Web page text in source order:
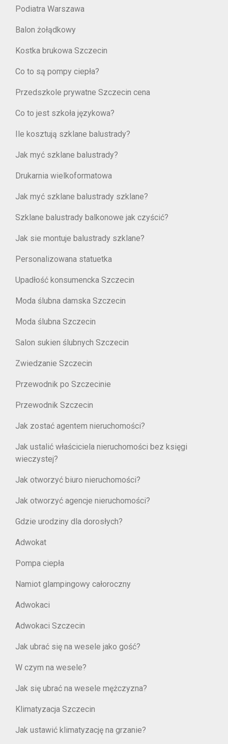
Podiatra Warszawa
Balon żołądkowy
Kostka brukowa Szczecin
Co to są pompy ciepła?
Przedszkole prywatne Szczecin cena
Co to jest szkoła językowa?
Ile kosztują szklane balustrady?
Jak myć szklane balustrady?
Drukarnia wielkoformatowa
Jak myć szklane balustrady szklane?
Szklane balustrady balkonowe jak czyścić?
Jak sie montuje balustrady szklane?
Personalizowana statuetka
Upadłość konsumencka Szczecin
Moda ślubna damska Szczecin
Moda ślubna Szczecin
Salon sukien ślubnych Szczecin
Zwiedzanie Szczecin
Przewodnik po Szczecinie
Przewodnik Szczecin
Jak zostać agentem nieruchomości?
Jak ustalić właściciela nieruchomości bez księgi
wieczystej?
Jak otworzyć biuro nieruchomości?
Jak otworzyć agencje nieruchomości?
Gdzie urodziny dla dorosłych?
Adwokat
Pompa ciepła
Namiot glampingowy całoroczny
Adwokaci
Adwokaci Szczecin
Jak ubrać się na wesele jako gość?
W czym na wesele?
Jak się ubrać na wesele mężczyzna?
Klimatyzacja Szczecin
Jak ustawić klimatyzację na grzanie?